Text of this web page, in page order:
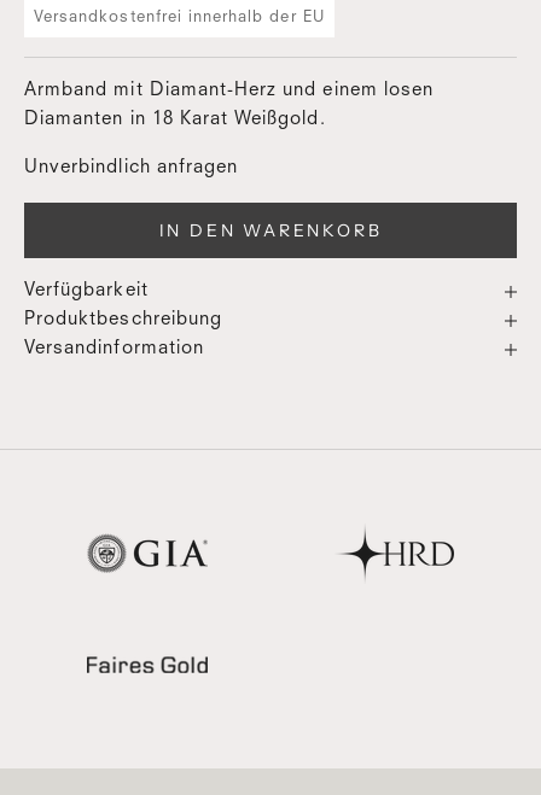
Versandkostenfrei innerhalb der EU
Armband mit Diamant-Herz und einem losen
Diamanten in 18 Karat Weißgold.
Unverbindlich anfragen
IN DEN WARENKORB
Verfügbarkeit
Produktbeschreibung
Versandinformation